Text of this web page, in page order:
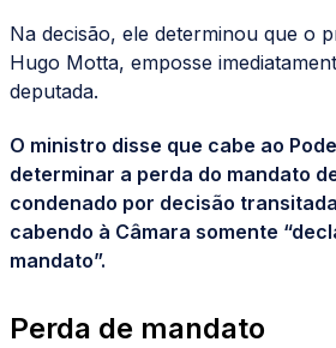
Na decisão, ele determinou que o
Hugo Motta, emposse
deputada.
O ministro disse que cabe ao
determinar a perda do mandato
condenado por decisão
cabendo à Câmara somente
mandato”.
Perda de mandato